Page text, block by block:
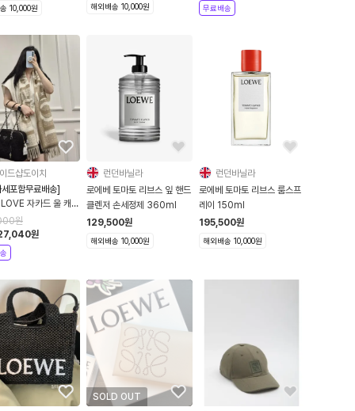
10,000원 해외배송 10,000원 무료배송
드샵도이치
포함무료배송]
자카드 울 캐시
러 2컬러
원
원
런던바닐라
로에베 토마토 리브스 잎 핸드
클렌저 손세정제 360ml
129,500원
해외배송 10,000원
런던바닐라
로에베 토마토 리브스 룸스프
레이 150ml
195,500원
해외배송 10,000원
SOLD OUT